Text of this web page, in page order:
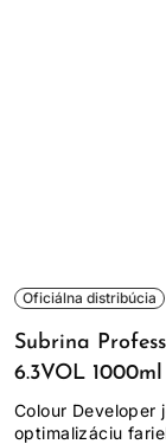
Oficiálna distribúcia
Subrina
6.3VOL 1000ml
Colour Developer
optimalizáciu